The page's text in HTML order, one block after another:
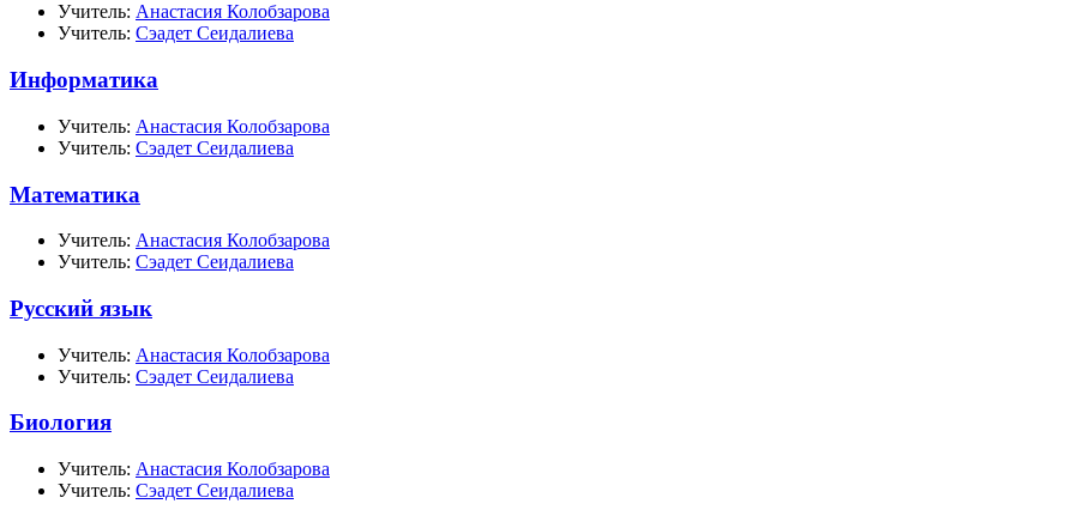
Учитель: Анастасия Колобзарова
Учитель: Сэадет Сеидалиева
Информатика
Учитель: Анастасия Колобзарова
Учитель: Сэадет Сеидалиева
Математика
Учитель: Анастасия Колобзарова
Учитель: Сэадет Сеидалиева
Русский язык
Учитель: Анастасия Колобзарова
Учитель: Сэадет Сеидалиева
Биология
Учитель: Анастасия Колобзарова
Учитель: Сэадет Сеидалиева